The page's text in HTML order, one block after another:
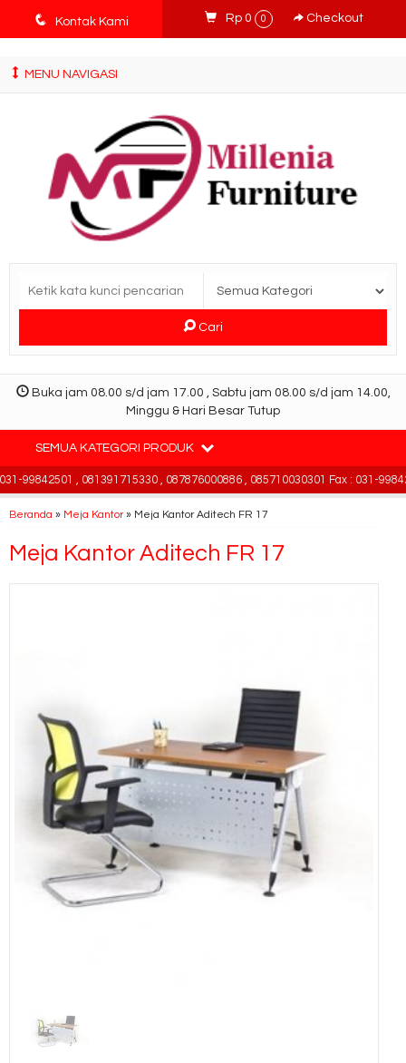
tv3ISbyqwvMDypa7aIfj2FUlPKawe7X5fX5v6wsT4Ns
q Kontak Kami Rp 0 0 Checkout
MENU NAVIGASI
Cari
Buka jam 08.00 s/d jam 17.00 , Sabtu jam 08.00 s/d jam 14.00,
Minggu & Hari Besar Tutup
SEMUA KATEGORI PRODUK
99842501 , 081391715330 , 087876000886 , 085710030301 Fax : 031-
Beranda » Meja Kantor» Meja Kantor Aditech FR 17
Meja Kantor Aditech FR 17